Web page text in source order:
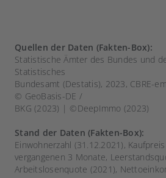
Quellen der Daten (Fakten-Box):
Statistische Ämter des Bundes und
Statistisches
Bundesamt (Destatis), 2023, CBRE-
© GeoBasis-DE /
BKG (2023) | ©DeepImmo (2023)
Stand der Daten (Fakten-Box):
Einwohnerzahl (31.12.2021),
vergangenen 3 Monate,
Arbeitslosenquote (2021),